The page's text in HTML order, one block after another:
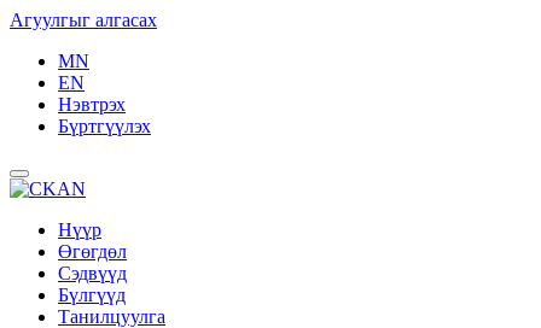
Агуулгыг алгасах
MN
EN
Нэвтрэх
Бүртгүүлэх
Нүүр
Өгөгдөл
Сэдвүүд
Бүлгүүд
Танилцуулга